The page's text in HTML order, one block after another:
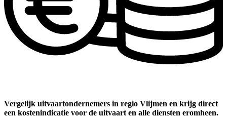
Vergelijk uitvaartondernemers in regio Vlijmen en krijg direct
een kostenindicatie voor de uitvaart en alle diensten eromheen.